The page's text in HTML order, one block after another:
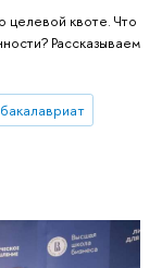
целевой квоте. Что
Рассказываем
бакалавриат